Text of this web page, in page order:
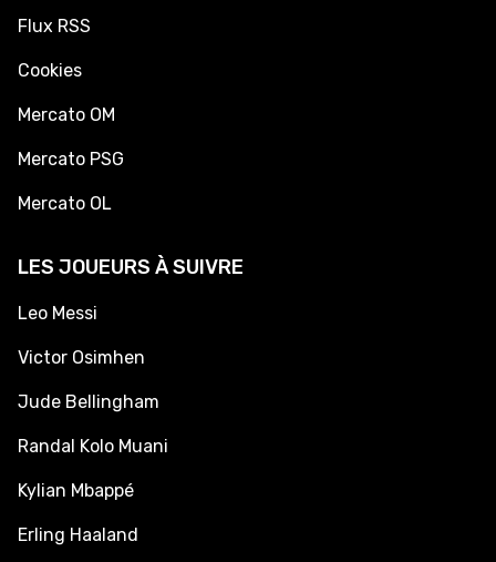
Flux RSS
Cookies
Mercato OM
Mercato PSG
Mercato OL
LES JOUEURS À SUIVRE
Leo Messi
Victor Osimhen
Jude Bellingham
Randal Kolo Muani
Kylian Mbappé
Erling Haaland